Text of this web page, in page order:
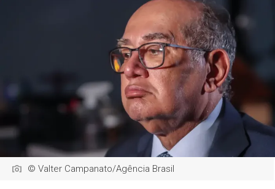
© Valter Campanato/Agência Brasil